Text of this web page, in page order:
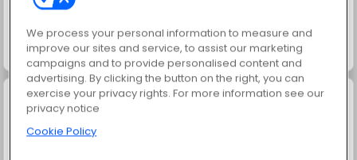
Mattinata con Baby Hazel Baby Hazel veterinaria
We process your personal information to measure and
improve our sites and service, to assist our marketing
campaigns and to provide personalised content and
advertising. By clicking the button on the right, you can
exercise your privacy rights. For more information see our
privacy notice
Cookie Policy